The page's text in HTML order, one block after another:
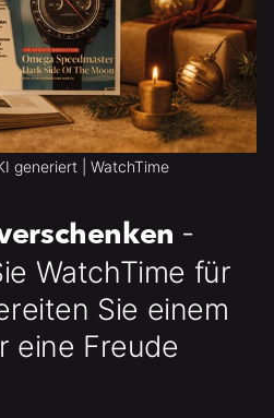
generiert | WatchTime
-
WatchTime für
Sie einem
eine Freude